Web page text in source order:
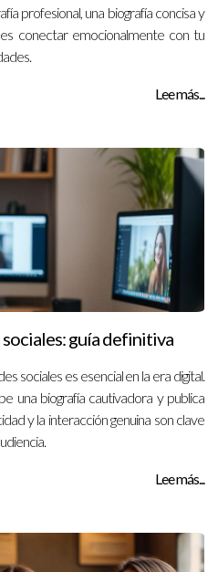
profesional, una biografía concisa y
conectar emocionalmente con tu
Lee más...
guía definitiva
sociales es esencial en la era digital.
una biografía cautivadora y publica
y la interacción genuina son clave
Lee más...